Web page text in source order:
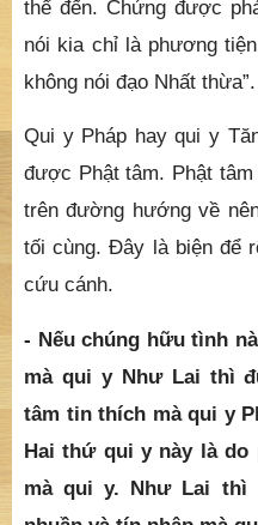
thể đến. Chứng được
nói kia chỉ là phương
không nói đạo Nhất thừa”.
Qui y Pháp hay qui y
được Phật tâm. Phật
trên đường hướng về
tối cùng. Đây là biện để
cứu cánh.
- Nếu chúng hữu tình
mà qui y Như Lai thì
tâm tin thích mà qui y
Hai thứ qui y này là do
mà qui y. Như Lai thì